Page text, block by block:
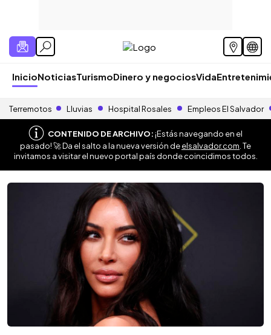
InicioNoticiasTurismoDinero y negociosVida
Terremotos Lluvias Hospital Rosales Empleos El Salvador
CONTENIDO DE ARCHIVO:¡Estás navegando en el
pasado! 🚀 Da el salto a la nueva versión deelsalvador.com . Te
invitamos a visitar el nuevo portal país donde coincidimos todos.